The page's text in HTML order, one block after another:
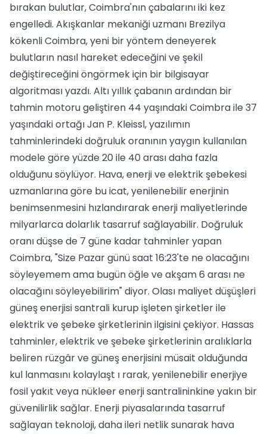
bırakan bulutlar, Coimbra'nın çabalarını iki kez
engelledi. Akışkanlar mekaniği uzmanı Brezilya
kökenli Coimbra, yeni bir yöntem deneyerek
bulutların nasıl hareket edeceğini ve şekil
değiştireceğini öngörmek için bir bilgisayar
algoritması yazdı. Altı yıllık çabanın ardından bir
tahmin motoru geliştiren 44 yaşındaki Coimbra ile 37
yaşındaki ortağı Jan P. Kleissl, yazılımın
tahminlerindeki doğruluk oranının yaygın kullanılan
modele göre yüzde 20 ile 40 arası daha fazla
olduğunu söylüyor. Hava, enerji ve elektrik şebekesi
uzmanlarına göre bu icat, yenilenebilir enerjinin
benimsenmesini hızlandırarak enerji maliyetlerinde
milyarlarca dolarlık tasarruf sağlayabilir. Doğruluk
oranı düşse de 7 güne kadar tahminler yapan
Coimbra, "Size Pazar günü saat 16:23'te ne olacağını
söyleyemem ama bugün öğle ve akşam 6 arası ne
olacağını söyleyebilirim" diyor. Olası maliyet düşüşleri
güneş enerjisi santrali kurup işleten şirketler ile
elektrik ve şebeke şirketlerinin ilgisini çekiyor. Hassas
tahminler, elektrik ve şebeke şirketlerinin aralıklarla
beliren rüzgâr ve güneş enerjisini müsait olduğunda
kul lanmasını kolaylaşt ı rarak, yenilenebilir enerjiye
fosil yakıt veya nükleer enerji santralininkine yakın bir
güvenilirlik sağlar. Enerji piyasalarında tasarruf
sağlayan teknoloji, daha ileri netlik sunarak hava